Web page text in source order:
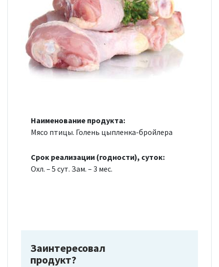
Наименование продукта:
Мясо птицы. Голень цыпленка-бройлера
Срок реализации (годности), суток:
Охл. – 5 сут. Зам. – 3 мес.
Заинтересовал
продукт?